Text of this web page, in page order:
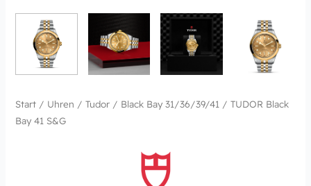
Start / Uhren /Tudor / Black Bay 31/36/39/41 / TUDOR Black
Bay 41 S&G